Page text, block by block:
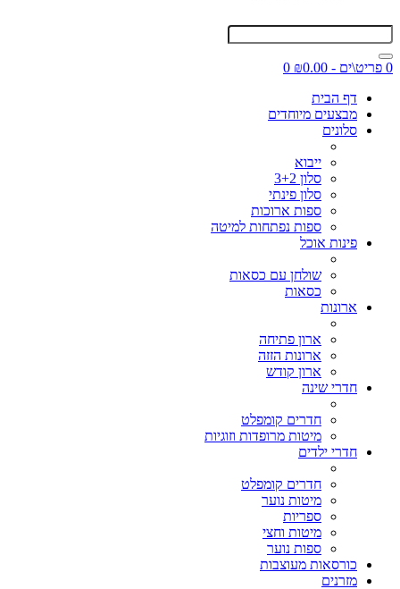
0 פריט\ים - ₪0.00
0
דף הבית
מבצעים מיוחדים
סלונים
ייבוא
סלון 3+2
סלון פינתי
ספות ארוכות
ספות נפתחות למיטה
פינות אוכל
שולחן עם כסאות
כסאות
ארונות
ארון פתיחה
ארונות הזזה
ארון קודש
חדרי שינה
חדרים קומפלט
מיטות מרופדות וזוגיות
חדרי ילדים
חדרים קומפלט
מיטות נוער
ספריות
מיטות וחצי
ספות נוער
כורסאות מעוצבות
מזרנים